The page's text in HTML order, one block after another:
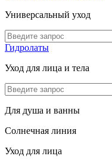
Универсальный уход
Гидролаты
Уход для лица и тела
Для душа и ванны
Солнечная линия
Уход для лица